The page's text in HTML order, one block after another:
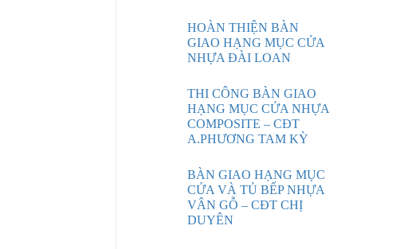
HOÀN THIỆN BÀN
GIAO HẠNG MỤC CỬA
NHỰA ĐÀI LOAN
THI CÔNG BÀN GIAO
HẠNG MỤC CỬA NHỰA
COMPOSITE – CĐT
A.PHƯƠNG TAM KỲ
BÀN GIAO HẠNG MỤC
CỬA VÀ TỦ BẾP NHỰA
VÂN GỖ – CĐT CHỊ
DUYÊN